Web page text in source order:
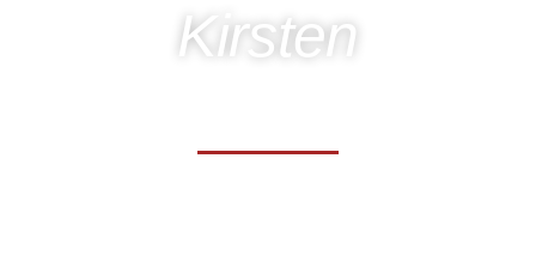
Kirsten